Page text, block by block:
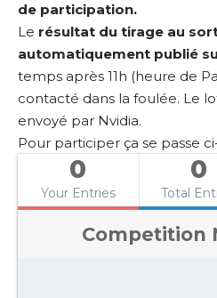
de participation.
Le résultat du tirage au
automatiquement publié
temps après 11h (heure de
contacté dans la foulée. Le
envoyé par Nvidia.
Pour participer ça se passe
0
Your Entries
0
Total
Competition